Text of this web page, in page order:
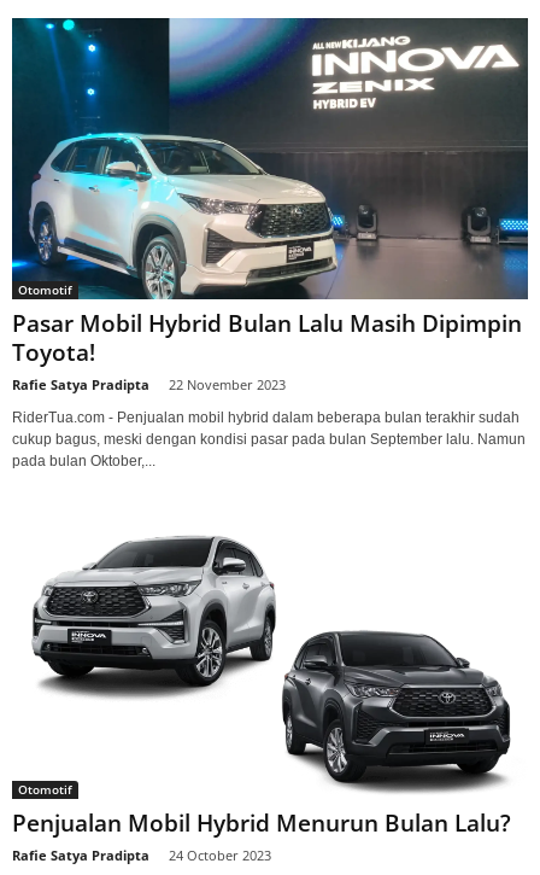
Otomotif
Pasar Mobil Hybrid Bulan Lalu Masih Dipimpin
Toyota!
Rafie Satya Pradipta 22 November 2023
RiderTua.com - Penjualan mobil hybrid dalam beberapa bulan terakhir sudah
cukup bagus, meski dengan kondisi pasar pada bulan September lalu. Namun
pada bulan Oktober,...
Otomotif
Penjualan Mobil Hybrid Menurun Bulan Lalu?
Rafie Satya Pradipta 24 October 2023